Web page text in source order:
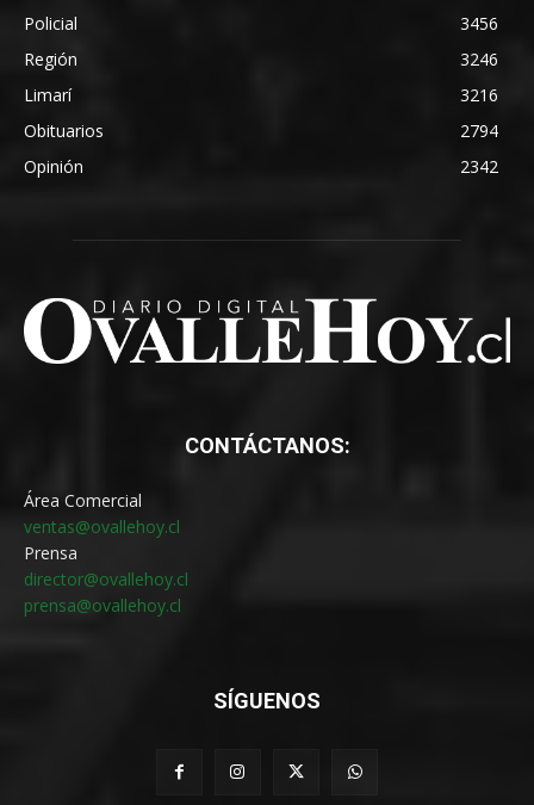
Policial
3456
Región
3246
Limarí
3216
Obituarios
2794
Opinión
2342
CONTÁCTANOS:
Área Comercial
ventas@ovallehoy.cl
Prensa
director@ovallehoy.cl
prensa@ovallehoy.cl
SÍGUENOS